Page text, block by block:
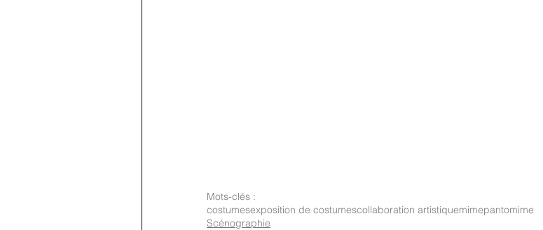
Mots-clés :
costumesexposition de costumescollaboration artistiquemimepantomime
Scénographie